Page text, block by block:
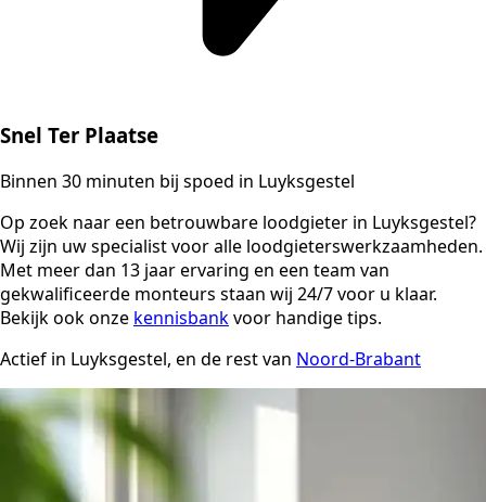
Snel Ter Plaatse
Binnen 30 minuten bij spoed in Luyksgestel
Op zoek naar een betrouwbare loodgieter in Luyksgestel?
Wij zijn uw specialist voor alle loodgieterswerkzaamheden.
Met meer dan 13 jaar ervaring en een team van
gekwalificeerde monteurs staan wij 24/7 voor u klaar.
Bekijk ook onze kennisbankvoor handige tips.
Actief in Luyksgestel, en de rest van Noord-Brabant